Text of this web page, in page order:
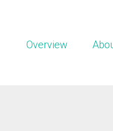
Overview